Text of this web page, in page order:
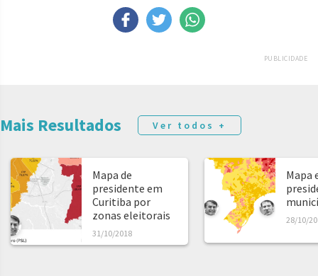
PUBLICIDADE
Mais Resultados Ver todos +
Mapa de
presidente em
Curitiba por
zonas eleitorais
31/10/2018
Mapa
28/10/